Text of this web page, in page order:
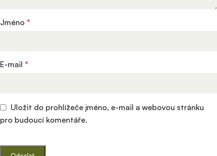
Jméno *
E-mail *
Uložit do prohlížeče jméno, e-mail a webovou stránku
pro budoucí komentáře.